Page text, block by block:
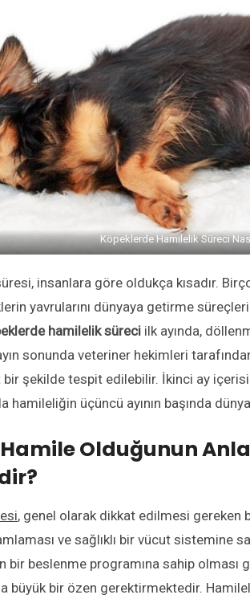
Köpeklerde Hamilelik Süreci
insanlara göre oldukça kısadır.
yavrularını dünyaya getirme
hamilelik süreci ilk ayında,
sonunda veteriner hekimleri
şekilde tespit edilebilir. İkinci ay
hamileliğin üçüncü ayının başında
Olduğunun
, genel olarak dikkat edilmesi gereken
ve sağlıklı bir vücut sistemine
bir beslenme programına sahip olması
büyük bir özen gerektirmektedir.